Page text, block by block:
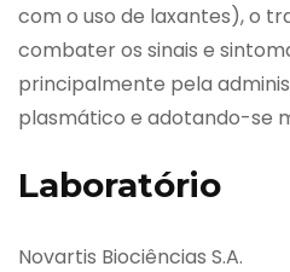
com o uso de laxantes), o
combater os sinais e
principalmente pela
plasmático e adotando-se
Laboratório
Novartis Biociências S.A.